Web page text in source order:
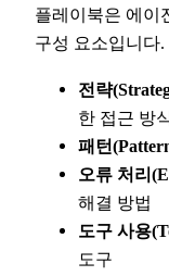
플레이북은 에이
구성 요소입니다
전략
한 접근 방
패턴
오류 처리
해결 방법
도구 사용
도구